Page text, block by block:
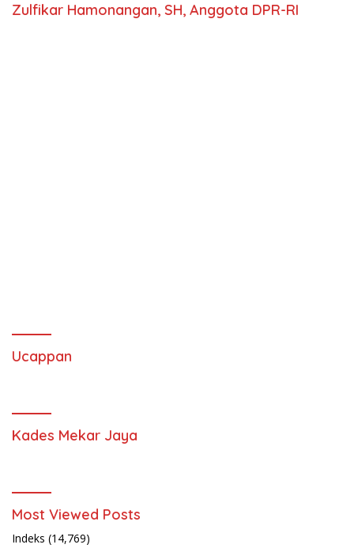
Zulfikar Hamonangan, SH, Anggota DPR-RI
Ucappan
Kades Mekar Jaya
Most Viewed Posts
Indeks (14,769)